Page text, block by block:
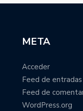
META
Acceder
Feed de entradas
Feed de
WordPress.org